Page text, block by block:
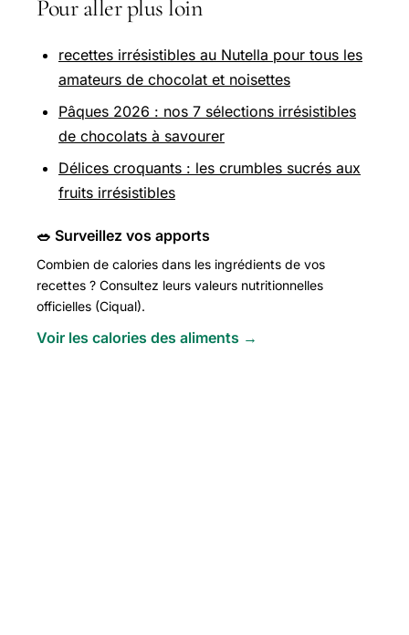
Pour aller plus loin
recettes irrésistibles au Nutella pour tous les
amateurs de chocolat et noisettes
Pâques 2026 : nos 7 sélections irrésistibles
de chocolats à savourer
Délices croquants : les crumbles sucrés aux
fruits irrésistibles
🥗 Surveillez vos apports
Combien de calories dans les ingrédients de vos
recettes ? Consultez leurs valeurs nutritionnelles
officielles (Ciqual).
Voir les calories des aliments →